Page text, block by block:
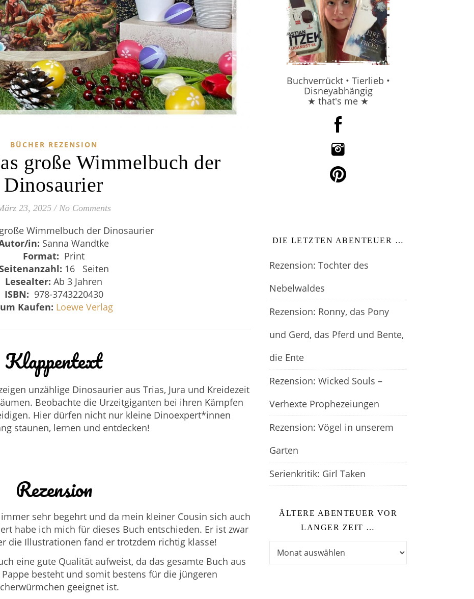
BÜCHER REZENSION
große Wimmelbuch der
Dinosaurier
23, 2025 / No Comments
Wimmelbuch der Dinosaurier
in: Sanna Wandtke
Format: Print
16 Seiten
Lesealter: Ab 3 Jahren
ISBN: ‎ 978-3743220430
Kaufen: Loewe Verlag
Klappentext
unzählige Dinosaurier aus Trias, Jura und Kreidezeit
Beobachte die Urzeitgiganten bei ihren Kämpfen
Hier dürfen nicht nur kleine Dinoexpert*innen
staunen, lernen und entdecken!
Rezension
sehr begehrt und da mein kleiner Cousin sich auch
habe ich mich für dieses Buch entschieden. Er ist zwar
die Illustrationen fand er trotzdem richtig klasse!
eine gute Qualität aufweist, da das gesamte Buch aus
besteht und somit bestens für die jüngeren
geeignet ist.
Buchverrückt • Tierlieb •
Disneyabhängig
★ that's me ★
DIE LETZTEN ABENTEUER …
Rezension: Tochter des
Nebelwaldes
Rezension: Ronny, das Pony
und Gerd, das Pferd und Bente,
die Ente
Rezension: Wicked Souls –
Verhexte Prophezeiungen
Rezension: Vögel in unserem
Garten
Serienkritik: Girl Taken
ÄLTERE ABENTEUER VOR
LANGER ZEIT …